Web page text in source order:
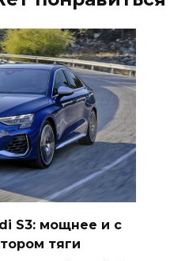
S3: мощнее и с
тяги